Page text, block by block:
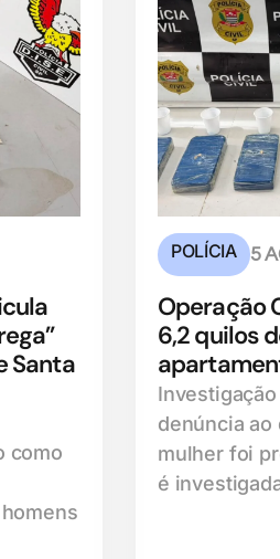
Santa
como
POLÍCIA 5
Operação
6,2 quilos
denúncia ao
mulher foi
é